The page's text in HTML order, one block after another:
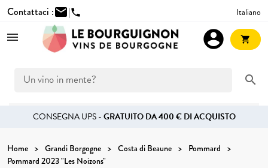
Contattaci :mail|phone Italiano
search
account_circle shopping_cart
CONSEGNA UPS -GRATUITO DA 400 € DI ACQUISTO
Home Grandi Borgogne Costa di Beaune
Pommard
Pommard 2023 "Les Noizons"